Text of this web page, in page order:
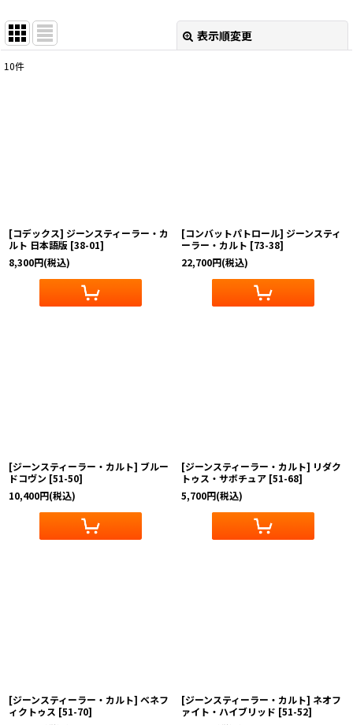
表示順変更
10件
[コデックス] ジーンスティーラー・カ
ルト 日本語版 [38-01]
8,300円(税込)
[コンバットパトロール] ジーンスティ
ーラー・カルト [73-38]
22,700円(税込)
[ジーンスティーラー・カルト] ブルー
ドコヴン [51-50]
10,400円(税込)
[ジーンスティーラー・カルト] リダク
トゥス・サボチュア [51-68]
5,700円(税込)
[ジーンスティーラー・カルト] ベネフ
ィクトゥス [51-70]
[ジーンスティーラー・カルト] ネオフ
ァイト・ハイブリッド [51-52]